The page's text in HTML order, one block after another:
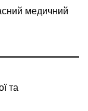
медичний
та